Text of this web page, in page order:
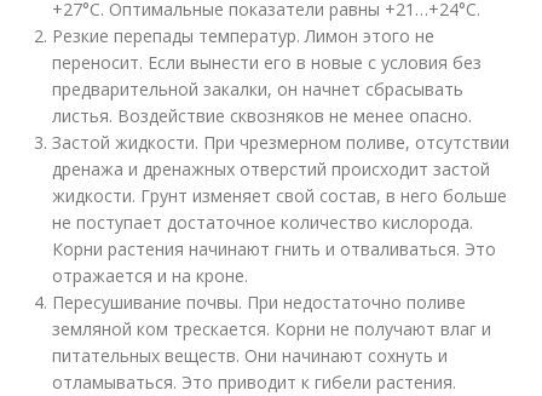
+27°C. Оптимальные показатели равны +21…+24°C.
Резкие перепады температур. Лимон этого не
переносит. Если вынести его в новые с условия без
предварительной закалки, он начнет сбрасывать
листья. Воздействие сквозняков не менее опасно.
Застой жидкости. При чрезмерном поливе, отсутствии
дренажа и дренажных отверстий происходит застой
жидкости. Грунт изменяет свой состав, в него больше
не поступает достаточное количество кислорода.
Корни растения начинают гнить и отваливаться. Это
отражается и на кроне.
Пересушивание почвы. При недостаточно поливе
земляной ком трескается. Корни не получают влаг и
питательных веществ. Они начинают сохнуть и
отламываться. Это приводит к гибели растения.